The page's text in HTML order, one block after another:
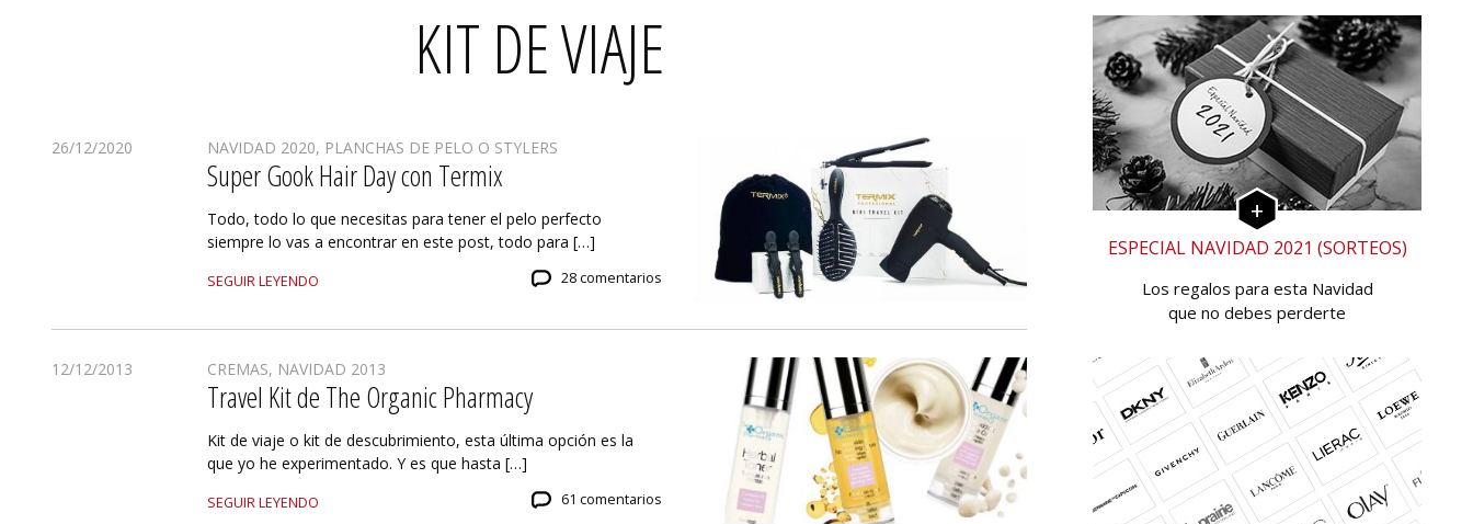
KIT DE VIAJE
26/12/2020 NAVIDAD 2020, PLANCHAS DE PELO O STYLERS
Super Gook Hair Day con Termix
Todo, todo lo que necesitas para tener el pelo perfecto
siempre lo vas a encontrar en este post, todo para […]
SEGUIR LEYENDO 28 comentarios
12/12/2013 CREMAS, NAVIDAD 2013
Travel Kit de The Organic Pharmacy
Kit de viaje o kit de descubrimiento, esta última opción es la
que yo he experimentado. Y es que hasta […]
SEGUIR LEYENDO 61 comentarios
ESPECIAL NAVIDAD 2021 (SORTEOS)
Los regalos para esta Navidad
que no debes perderte